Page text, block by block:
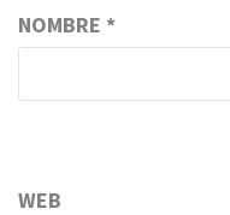
NOMBRE *
WEB